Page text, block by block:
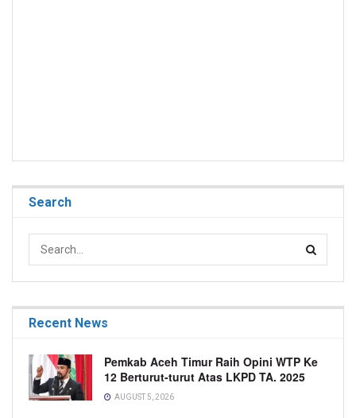
Search
Recent News
Pemkab Aceh Timur Raih Opini WTP Ke
12 Berturut-turut Atas LKPD TA. 2025
AUGUST 5, 2026